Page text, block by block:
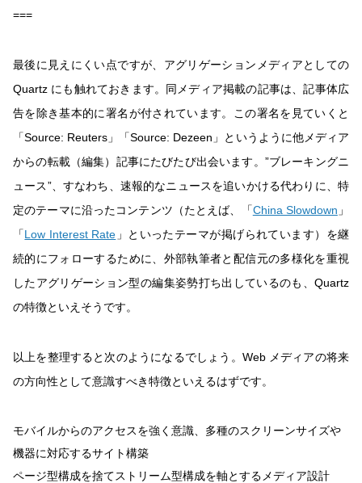
===
最後に見えにくい点ですが、アグリゲーションメディアとしての
Quartz にも触れておきます。同メディア掲載の記事は、記事体広
告を除き基本的に署名が付されています。この署名を見ていくと
「Source: Reuters」「Source: Dezeen」というように他メディア
からの転載（編集）記事にたびたび出会います。”ブレーキングニ
ュース”、すなわち、速報的なニュースを追いかける代わりに、特
定のテーマに沿ったコンテンツ（たとえば、「China Slowdown 」
「Low Interest Rate 」といったテーマが掲げられています）を継
続的にフォローするために、外部執筆者と配信元の多様化を重視
したアグリゲーション型の編集姿勢打ち出しているのも、Quartz
の特徴といえそうです。
以上を整理すると次のようになるでしょう。Web メディアの将来
の方向性として意識すべき特徴といえるはずです。
モバイルからのアクセスを強く意識、多種のスクリーンサイズや
機器に対応するサイト構築
ページ型構成を捨てストリーム型構成を軸とするメディア設計